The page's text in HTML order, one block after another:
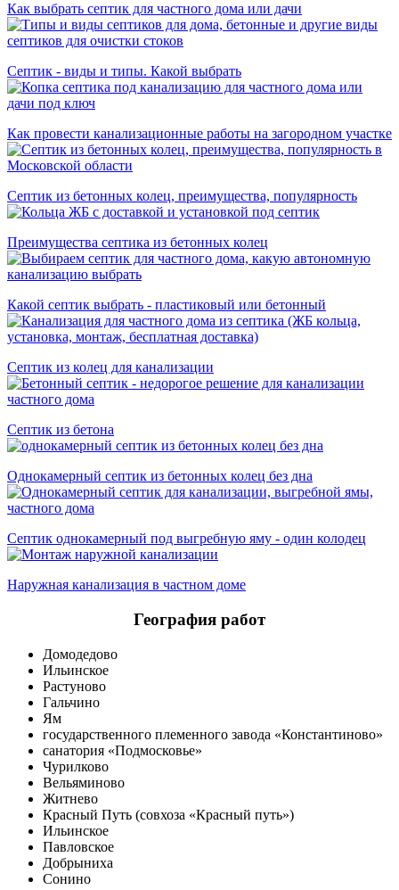
Как выбрать септик для частного дома или дачи
Септик - виды и типы. Какой выбрать
Как провести канализационные работы на загородном участке
Септик из бетонных колец, преимущества, популярность
Преимущества септика из бетонных колец
Какой септик выбрать - пластиковый или бетонный
Септик из колец для канализации
Cептик из бетона
Однокамерный септик из бетонных колец без дна
Септик однокамерный под выгребную яму - один колодец
Наружная канализация в частном доме
География работ
Домодедово
Ильинское
Растуново
Гальчино
Ям
государственного племенного завода «Константиново»
санатория «Подмосковье»
Чурилково
Вельяминово
Житнево
Красный Путь (совхоза «Красный путь»)
Ильинское
Павловское
Добрыниха
Сонино